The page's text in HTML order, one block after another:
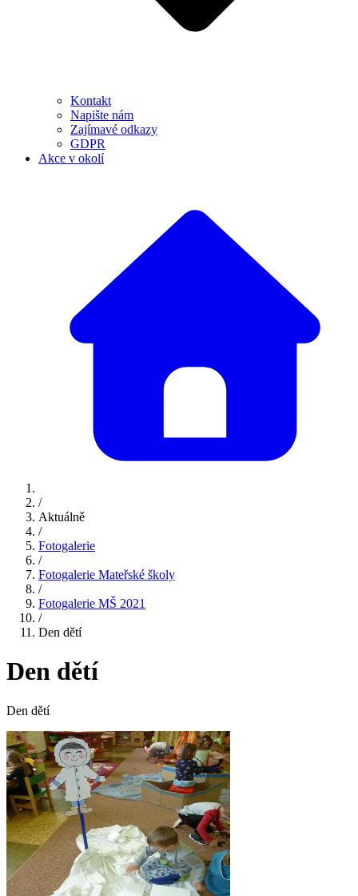
Kontakt
Napište nám
Zajímavé odkazy
GDPR
Akce v okolí
/
Aktuálně
/
Fotogalerie
/
Fotogalerie Mateřské školy
/
Fotogalerie MŠ 2021
/
Den dětí
Den dětí
Den dětí